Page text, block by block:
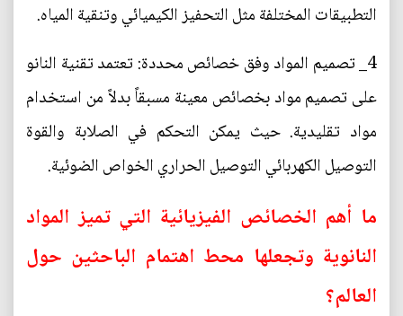
التطبيقات المختلفة مثل التحفيز الكيميائي وتنقية المياه.
4_ تصميم المواد وفق خصائص محددة: تعتمد تقنية النانو
على تصميم مواد بخصائص معينة مسبقاً بدلاً من استخدام
مواد تقليدية. حيث يمكن التحكم في الصلابة والقوة
التوصيل الكهربائي التوصيل الحراري الخواص الضوئية.
ما أهم الخصائص الفيزيائية التي تميز المواد
النانوية وتجعلها محط اهتمام الباحثين حول
العالم؟